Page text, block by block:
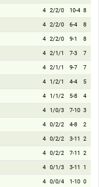
4 2/2/0 10-4 8
4 2/2/0 6-4 8
4 2/2/0 9-1 8
4 2/1/1 7-3 7
4 2/1/1 9-7 7
4 1/2/1 4-4 5
4 1/1/2 5-8 4
4 1/0/3 7-10 3
4 0/2/2 4-8 2
4 0/2/2 3-11 2
4 0/2/2 7-11 2
4 0/1/3 3-11 1
4 0/0/4 1-10 0